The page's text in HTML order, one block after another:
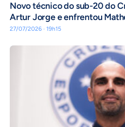
Novo técnico do sub-20 do
Artur Jorge e enfrentou
27/07/2026 · 19h15